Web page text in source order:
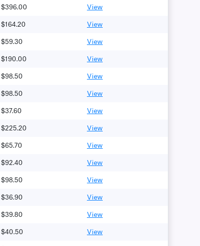
$396.00 View
$164.20 View
$59.30 View
$190.00 View
$98.50 View
$98.50 View
$37.60 View
$225.20 View
$65.70 View
$92.40 View
$98.50 View
$36.90 View
$39.80 View
$40.50 View